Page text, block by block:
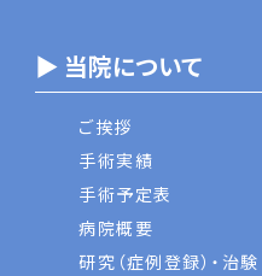
▶ 当院について
ご挨拶
手術実績
手術予定表
病院概要
研究（症例登録）・治験